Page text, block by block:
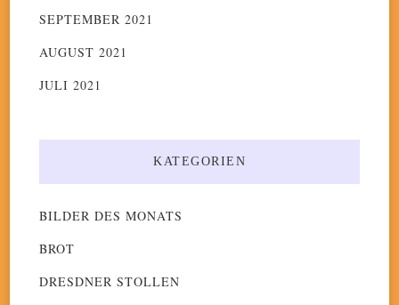
SEPTEMBER 2021
AUGUST 2021
JULI 2021
KATEGORIEN
BILDER DES MONATS
BROT
DRESDNER STOLLEN